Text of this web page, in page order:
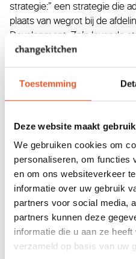
Toestemming
Deze website maakt
We gebruiken cookies om
personaliseren, om functies
en om ons websiteverkeer
informatie over uw gebruik
partners voor social media,
partners kunnen deze
informatie die u aan ze
verzameld op basis van uw
strategie:” een strategie die
plaats van wegrot bij de
Development. Zo’n levende
medewerkers en
kleine stapjes en omarmt
Agile Strategie en in dit blog
Breng een strategie
Met de boardroom en een
een glanzende strategie
kwaliteit van zo’n strategie
Strategie maak je niet in
De mensen die in een
samenwerken, doen
op strategisch niveau wat
mogelijk in je